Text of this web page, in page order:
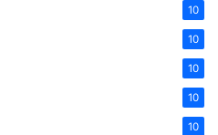
10
10
10
10
10